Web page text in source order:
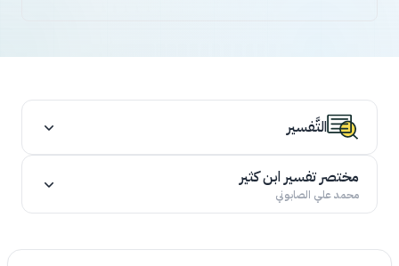
التَّفسير
مختصر تفسير ابن كثير
محمد علي الصابوني